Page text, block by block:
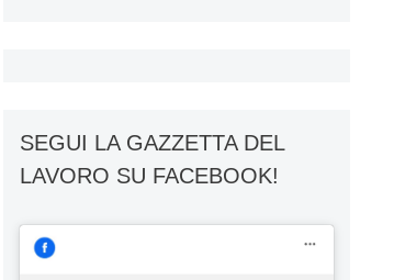
SEGUI LA GAZZETTA DEL
LAVORO SU FACEBOOK!